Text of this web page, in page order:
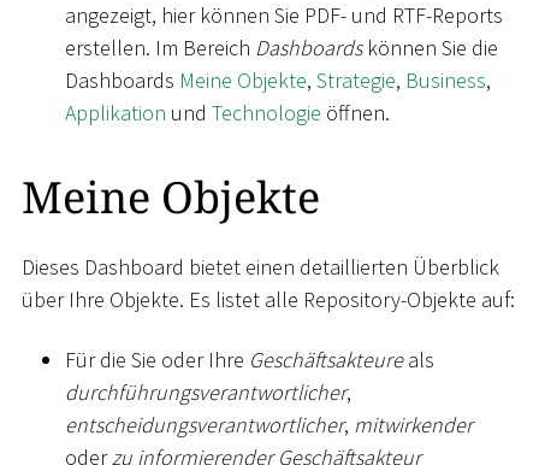
angezeigt, hier können Sie PDF- und RTF-Reports
erstellen. Im Bereich Dashboardskönnen Sie die
Dashboards Meine Objekte, Strategie, Business,
Applikation und Technologie öffnen.
Meine Objekte
Dieses Dashboard bietet einen detaillierten Überblick
über Ihre Objekte. Es listet alle Repository-Objekte auf:
Für die Sie oder Ihre Geschäftsakteureals
durchführungsverantwortlicher,
entscheidungsverantwortlicher, mitwirkender
oderzu informierender Geschäftsakteur